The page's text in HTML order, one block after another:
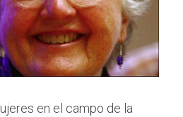
en el campo de la